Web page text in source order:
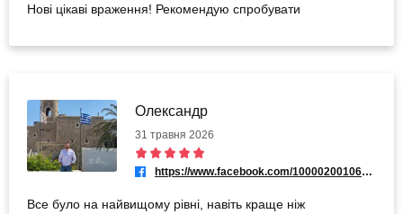
Нові цікаві враження! Рекомендую спробувати
Олександр
31 травня 2026
https://www.facebook.com/100002001068632
Все було на найвищому рівні, навіть краще ніж